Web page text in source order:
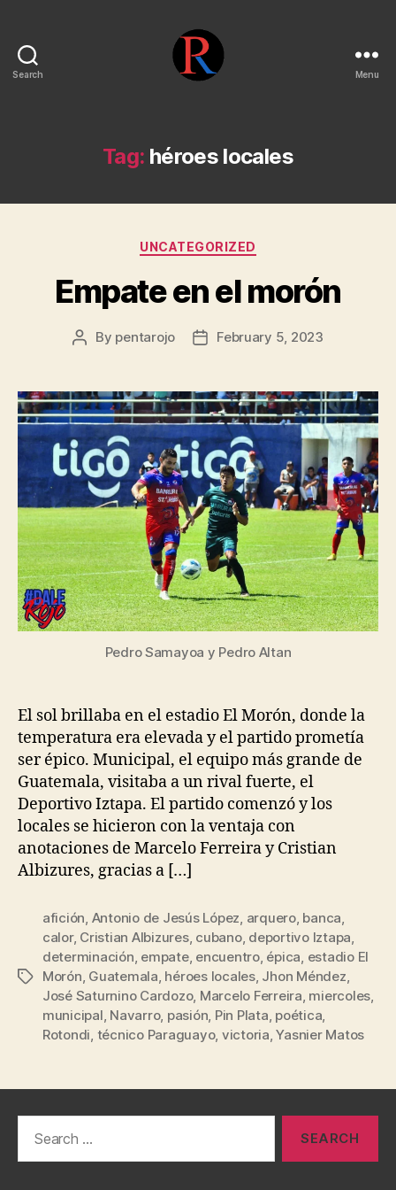
Search Menu
Tag: héroes locales
Categories
UNCATEGORIZED
Empate en el morón
Post
By pentarojo
PostFebruary 5, 2023
Pedro Samayoa y Pedro Altan
El sol brillaba en el estadio El Morón, donde la
temperatura era elevada y el partido prometía
ser épico. Municipal, el equipo más grande de
Guatemala, visitaba a un rival fuerte, el
Deportivo Iztapa. El partido comenzó y los
locales se hicieron con la ventaja con
anotaciones de Marcelo Ferreira y Cristian
Albizures, gracias a […]
Tags
afición, Antonio de Jesús López, arquero, banca,
calor, Cristian Albizures, cubano, deportivo Iztapa,
determinación, empate, encuentro, épica, estadio El
Morón, Guatemala, héroes locales, Jhon Méndez,
José Saturnino Cardozo, Marcelo Ferreira, miercoles,
municipal, Navarro, pasión, Pin Plata, poética,
Rotondi, técnico Paraguayo, victoria,Yasnier Matos